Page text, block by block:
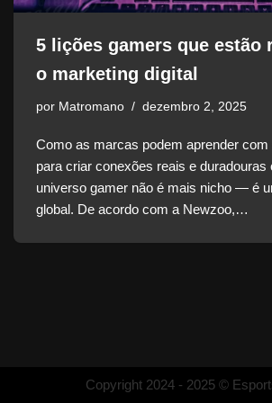
5 lições gamers que estão
o marketing digital
por Matromano dezembro 2, 2025
Como as marcas podem aprender
para criar conexões reais e duradouras
universo gamer não é mais nicho — é
global. De acordo com a Newzoo,…
Copyright 2024 - 2025 ©